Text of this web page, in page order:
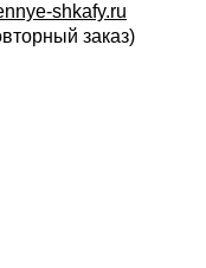
shkafy.ru
заказ)